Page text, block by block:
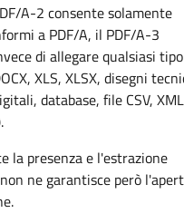
A-2 consente solamente
a PDF/A, il PDF/A-3
di allegare qualsiasi
XLS, XLSX, disegni
database, file CSV,
la presenza e l'estrazione
ne garantisce però